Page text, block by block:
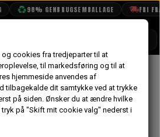
98% GENBRUGSEMBALLAGE FRI
Motor Ophæng & Beslag
Bolt med Bryst
cookies fra tredjeparter til at
til markedsføring og til at
hjemmeside anvendes af
tilbagekalde dit samtykke ved at trykke
på siden. Ønsker du at ændre hvilke
på "Skift mit cookie valg" nederst i